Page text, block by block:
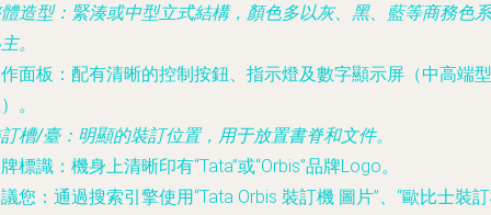
造型：緊湊或中型立式結構，顏色多以灰、黑、藍等商務色系
。
面板 ：配有清晰的控制按鈕、指示燈及數字顯示屏（中高端型
。
槽/臺：明顯的裝訂位置，用于放置書脊和文件。
標識 ：機身上清晰印有“Tata”或“Orbis”品牌Logo。
您 ：通過搜索引擎使用“Tata Orbis 裝訂機 圖片”、“歐比士裝